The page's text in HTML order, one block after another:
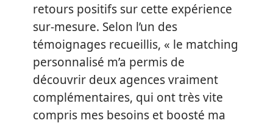
retours positifs sur cette expérience
sur-mesure. Selon l’un des
témoignages recueillis, « le matching
personnalisé m’a permis de
découvrir deux agences vraiment
complémentaires, qui ont très vite
compris mes besoins et boosté ma